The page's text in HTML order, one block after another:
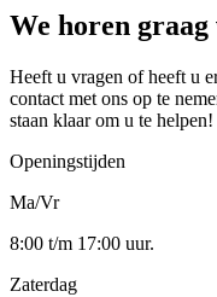
We horen graag
Heeft u vragen of heeft u
contact met ons op te
staan klaar om u te helpen!
Openingstijden
Ma/Vr
8:00 t/m 17:00 uur.
Zaterdag